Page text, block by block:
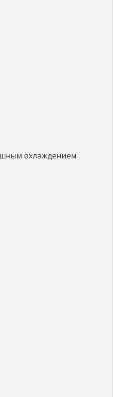
охлаждением